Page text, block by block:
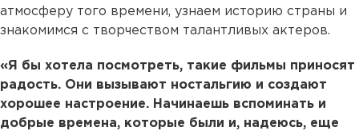
атмосферу того времени, узнаем историю страны и
знакомимся с творчеством талантливых актеров.
«Я бы хотела посмотреть, такие фильмы приносят
радость. Они вызывают ностальгию и создают
хорошее настроение. Начинаешь вспоминать и
добрые времена, которые были и, надеюсь, еще